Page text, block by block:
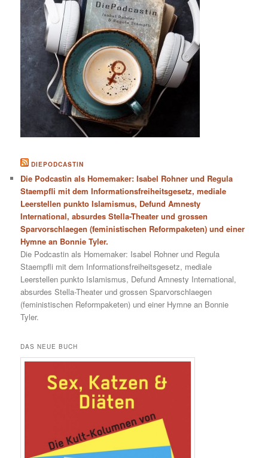
DIEPODCASTIN
Die Podcastin als Homemaker: Isabel Rohner und Regula
Staempfli mit dem Informationsfreiheitsgesetz, mediale
Leerstellen punkto Islamismus, Defund Amnesty
International, absurdes Stella-Theater und grossen
Sparvorschlaegen (feministischen Reformpaketen) und einer
Hymne an Bonnie Tyler.
Die Podcastin als Homemaker: Isabel Rohner und Regula
Staempfli mit dem Informationsfreiheitsgesetz, mediale
Leerstellen punkto Islamismus, Defund Amnesty International,
absurdes Stella-Theater und grossen Sparvorschlaegen
(feministischen Reformpaketen) und einer Hymne an Bonnie
Tyler.
DAS NEUE BUCH